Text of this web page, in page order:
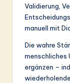
Validierung,
manuell mit
Die wahre
menschliches
ergänzen –